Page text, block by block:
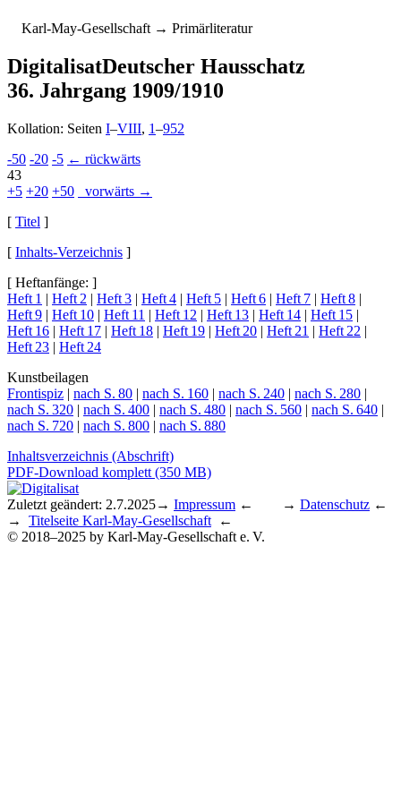
Karl-May-Gesellschaft → Primärliteratur
DigitalisatDeutscher Hausschatz
36. Jahrgang 1909/1910
Kollation: Seiten I–VIII, 1–952
-50 -20 -5 ← rückwärts
43
+5 +20 +50
vorwärts →
[ Titel ]
[ Inhalts-Verzeichnis ]
[ Heftanfänge: ]
Heft 1 | Heft 2 | Heft 3 | Heft 4 | Heft 5 | Heft 6 | Heft 7 | Heft 8 |
Heft 9 | Heft 10 | Heft 11 | Heft 12 | Heft 13 | Heft 14 | Heft 15 |
Heft 16 | Heft 17 | Heft 18 | Heft 19 | Heft 20 | Heft 21 | Heft 22 |
Heft 23 | Heft 24
Kunstbeilagen
Frontispiz | nach S. 80 | nach S. 160 | nach S. 240 | nach S. 280 |
nach S. 320 | nach S. 400 | nach S. 480 | nach S. 560 | nach S. 640 |
nach S. 720 | nach S. 800 | nach S. 880
Inhaltsverzeichnis (Abschrift)
PDF-Download komplett (350 MB)
Zuletzt geändert: 2.7.2025→ Impressum ← → Datenschutz ←
→ Titelseite Karl-May-Gesellschaft ←
© 2018–2025 by Karl-May-Gesellschaft e. V.